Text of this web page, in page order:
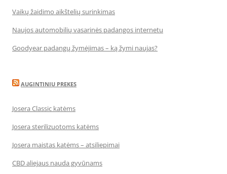
Vaikų žaidimo aikštelių surinkimas
Naujos automobilių vasarinės padangos internetu
Goodyear padangų žymėjimas – ką žymi naujas?
AUGINTINIU PREKES
Josera Classic katėms
Josera sterilizuotoms katėms
Josera maistas katėms – atsiliepimai
CBD aliejaus nauda gyvūnams